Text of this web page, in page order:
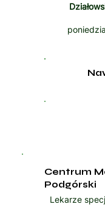
Centrum
Podgórski
Lekarze